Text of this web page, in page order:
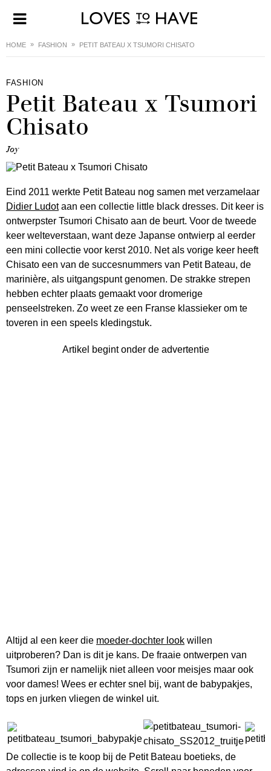
HOME FASHION PETIT BATEAU X TSUMORI CHISATO
FASHION
Petit Bateau x Tsumori
Chisato
Joy
Eind 2011 werkte Petit Bateau nog samen met verzamelaar
Didier Ludotaan een collectie little black dresses. Dit keer is
ontwerpster Tsumori Chisato aan de beurt. Voor de tweede
keer welteverstaan, want deze Japanse ontwierp al eerder
een mini collectie voor kerst 2010. Net als vorige keer heeft
Chisato een van de succesnummers van Petit Bateau, de
marinière, als uitgangspunt genomen. De strakke strepen
hebben echter plaats gemaakt voor dromerige
penseelstreken. Zo weet ze een Franse klassieker om te
toveren in een speels kledingstuk.
Artikel begint onder de advertentie
Altijd al een keer die moeder-dochter look willen
uitproberen? Dan is dit je kans. De fraaie ontwerpen van
Tsumori zijn er namelijk niet alleen voor meisjes maar ook
voor dames! Wees er echter snel bij, want de babypakjes,
tops en jurken vliegen de winkel uit.
De collectie is te koop bij de Petit Bateau boetieks, de